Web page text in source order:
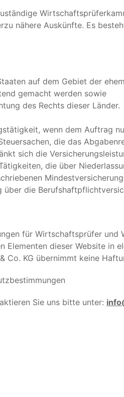
nähere Auskünfte. Es
auf dem Gebiet der
gemacht werden sowie
des Rechts dieser Länder.
wenn dem Auftrag
die das
sich die
die über
über die
für Wirtschaftsprüfer und
Elementen dieser Website in
Co. KG übernimmt keine
Sie uns bitte unter: